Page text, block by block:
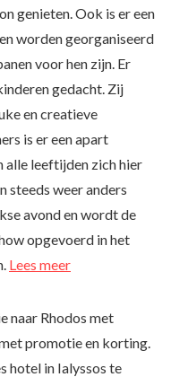
genieten. Ook is er een
worden georganiseerd
voor hen zijn. Er
gedacht. Zij
en creatieve
is er een apart
alle leeftijden zich hier
steeds weer anders
avond en wordt de
opgevoerd in het
Lees meer
naar Rhodos met
promotie en korting.
hotel in Ialyssos te